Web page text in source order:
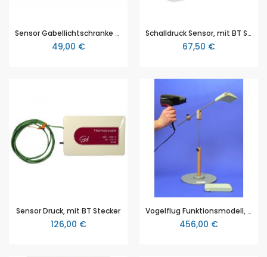
Sensor Gabellichtschranke mit Speichenrad, mit BT Stecker, für die digitale Messwerterfassung im naturwissenschaftlichen Unterricht
49,00 €
Schalldruck Sensor, mit BT Stecker, für die digitale Messwerterfassung im naturwissenschaftlichen Unterricht
67,50 €
Sensor Druck, mit BT Stecker
126,00 €
Vogelflug Funktionsmodell, mit eindrucksvoller Darstellung des Vortriebs, nach Leibold, von Schlüter Biologie
456,00 €